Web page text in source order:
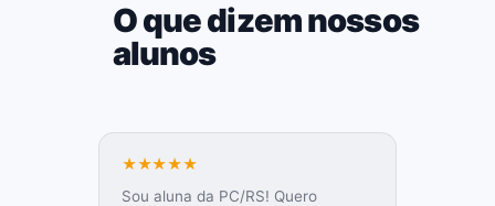
O que dizem nossos
alunos
★★★★★
Sou aluna da PC/RS! Quero